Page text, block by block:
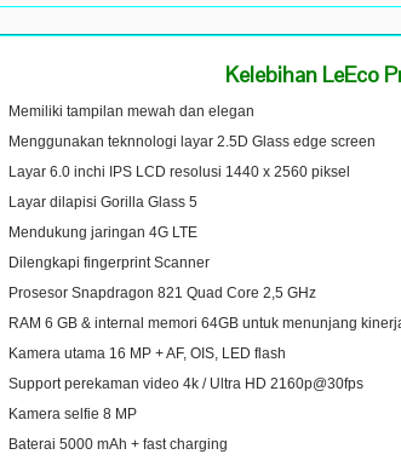
Kelebihan LeEco
Memiliki tampilan mewah dan elegan
Menggunakan teknnologi layar 2.5D Glass edge screen
Layar 6.0 inchi IPS LCD resolusi 1440 x 2560 piksel
Layar dilapisi Gorilla Glass 5
Mendukung jaringan 4G LTE
Dilengkapi fingerprint Scanner
Prosesor Snapdragon 821 Quad Core 2,5 GHz
RAM 6 GB & internal memori 64GB untuk menunjang
Kamera utama 16 MP + AF, OIS, LED flash
Support perekaman video 4k / Ultra HD 2160p@30fps
Kamera selfie 8 MP
Baterai 5000 mAh + fast charging